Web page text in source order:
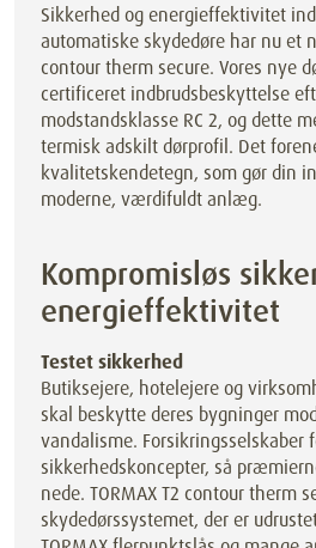
Sikkerhed og energieffektivitet
automatiske skydedøre har nu et
contour therm secure. Vores nye
certificeret indbrudsbeskyttelse
modstandsklasse RC 2, og dette
termisk adskilt dørprofil. Det
kvalitetskendetegn, som gør din
moderne, værdifuldt anlæg.
Kompromisløs
energieffektivitet
Testet sikkerhed
Butiksejere, hotelejere og
skal beskytte deres bygninger
vandalisme. Forsikringsselskaber
sikkerhedskoncepter, så
nede. TORMAX T2 contour therm
skydedørssystemet, der er